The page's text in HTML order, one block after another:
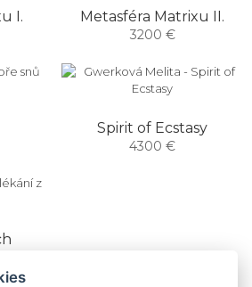
I. Metasféra Matrixu II.
3200 €
Spirit of Ecstasy
4300 €